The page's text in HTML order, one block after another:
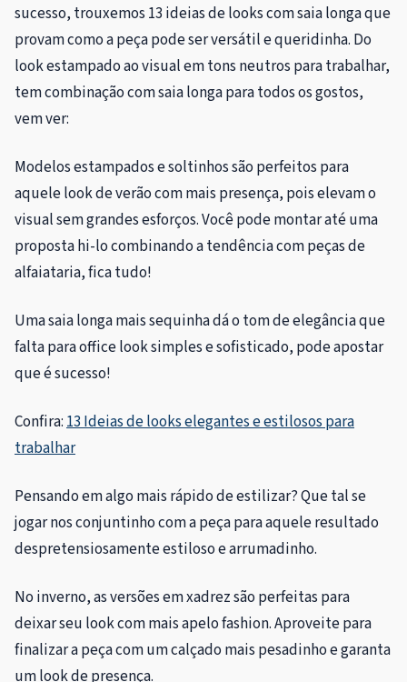
sucesso, trouxemos 13 ideias de looks com saia longa que
provam como a peça pode ser versátil e queridinha. Do
look estampado ao visual em tons neutros para trabalhar,
tem combinação com saia longa para todos os gostos,
vem ver:
Modelos estampados e soltinhos são perfeitos para
aquele look de verão com mais presença, pois elevam o
visual sem grandes esforços. Você pode montar até uma
proposta hi-lo combinando a tendência com peças de
alfaiataria, fica tudo!
Uma saia longa mais sequinha dá o tom de elegância que
falta para office look simples e sofisticado, pode apostar
que é sucesso!
Confira:13 Ideias de looks elegantes e estilosos para
trabalhar
Pensando em algo mais rápido de estilizar? Que tal se
jogar nos conjuntinho com a peça para aquele resultado
despretensiosamente estiloso e arrumadinho.
No inverno, as versões em xadrez são perfeitas para
deixar seu look com mais apelo fashion. Aproveite para
finalizar a peça com um calçado mais pesadinho e garanta
um look de presença.